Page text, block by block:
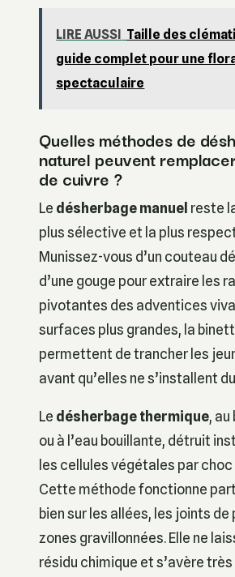
LIRE AUSSI
Taille des
guide complet pour une
spectaculaire
Quelles méthodes de
naturel peuvent
de cuivre ?
Le désherbage manuel reste
plus sélective et la plus
Munissez-vous d’un couteau
d’une gouge pour extraire les
pivotantes des adventices
surfaces plus grandes, la
permettent de trancher les
avant qu’elles ne s’installent
Le désherbage thermique, au
ou à l’eau bouillante, détruit
les cellules végétales par
Cette méthode fonctionne
bien sur les allées, les joints de
zones gravillonnées. Elle ne
résidu chimique et s’avère